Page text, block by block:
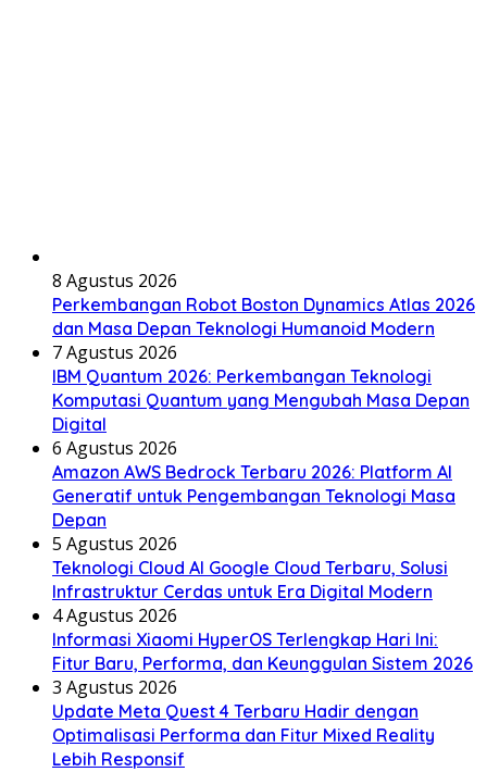
8 Agustus 2026
Perkembangan Robot Boston Dynamics Atlas 2026
dan Masa Depan Teknologi Humanoid Modern
7 Agustus 2026
IBM Quantum 2026: Perkembangan Teknologi
Komputasi Quantum yang Mengubah Masa Depan
Digital
6 Agustus 2026
Amazon AWS Bedrock Terbaru 2026: Platform AI
Generatif untuk Pengembangan Teknologi Masa
Depan
5 Agustus 2026
Teknologi Cloud AI Google Cloud Terbaru, Solusi
Infrastruktur Cerdas untuk Era Digital Modern
4 Agustus 2026
Informasi Xiaomi HyperOS Terlengkap Hari Ini:
Fitur Baru, Performa, dan Keunggulan Sistem 2026
3 Agustus 2026
Update Meta Quest 4 Terbaru Hadir dengan
Optimalisasi Performa dan Fitur Mixed Reality
Lebih Responsif